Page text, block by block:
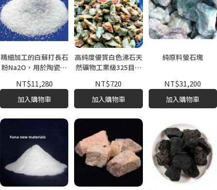
精細加工的白蘇打長石
粉Na2O，用於陶瓷製
物用途
NT$11,280
加入購物車
高純度優質白色沸石天
然礦物工業級325目純
油漆、塑料
NT$720
加入購物車
純原料螢石塊
NT$31,200
加入購物車